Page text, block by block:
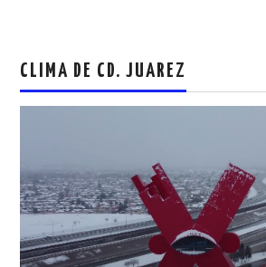
CLIMA DE CD. JUAREZ